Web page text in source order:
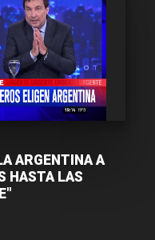
ARGENTINA A
HASTA LAS